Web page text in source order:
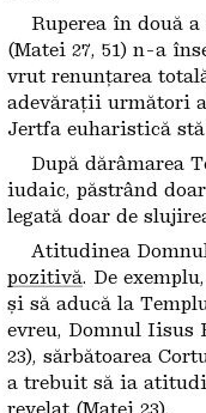
Ruperea în două
(Matei 27, 51) n-a
vrut renunțarea
adevărații următori
Jertfa euharistică
După dărâmarea
iudaic, păstrând
legată doar de
Atitudinea
pozitivă . De
și să aducă la
evreu, Domnul Iisus
23), sărbătoarea
a trebuit să ia
revelat (Matei 23).